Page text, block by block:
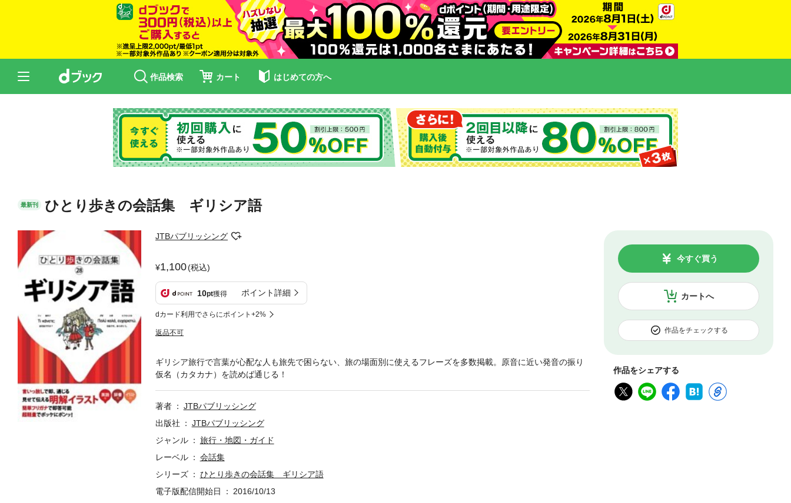
作品検索 カート はじめての方へ
最新刊 ひとり歩きの会話集 ギリシア語
JTBパブリッシング
1,100(税込)
10pt獲得 ポイント詳細
dカード利用でさらにポイント+2%
返品不可
カートへ
今すぐ買う
作品をチェックする
作品をシェアする
ギリシア旅行で言葉が心配な人も旅先で困らない、旅の場面別に使えるフレーズを多数掲載。原音に近い発音の振り
仮名（カタカナ）を読めば通じる！
著者
JTBパブリッシング
出版社
JTBパブリッシング
ジャンル
旅行・地図・ガイド
レーベル
会話集
シリーズ
ひとり歩きの会話集 ギリシア語
電子版配信開始日
2016/10/13